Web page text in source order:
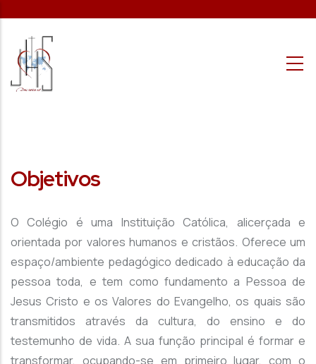
Objetivos
O Colégio é uma Instituição Católica, alicerçada e
orientada por valores humanos e cristãos. Oferece um
espaço/ambiente pedagógico dedicado à educação da
pessoa toda, e tem como fundamento a Pessoa de
Jesus Cristo e os Valores do Evangelho, os quais são
transmitidos através da cultura, do ensino e do
testemunho de vida. A sua função principal é formar e
transformar, ocupando-se em primeiro lugar, com o